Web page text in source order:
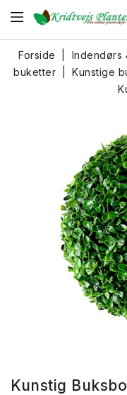
Forside Indendørs
buketter
Kunstige
Kunstig